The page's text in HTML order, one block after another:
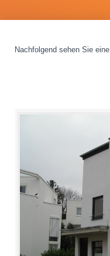
Nachfolgend sehen Sie